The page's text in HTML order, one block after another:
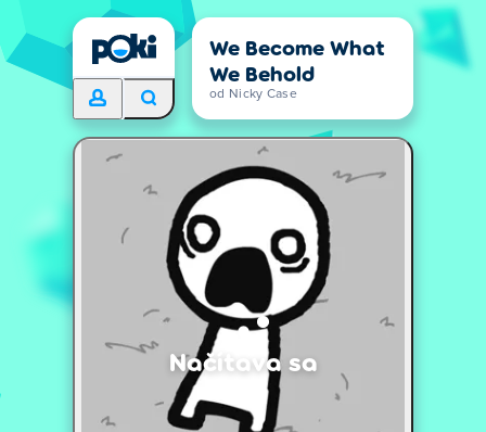
We Become What
We Behold
od Nicky Case
Načítava sa